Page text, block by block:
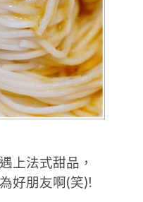
上法式甜品，
好朋友啊(笑)!